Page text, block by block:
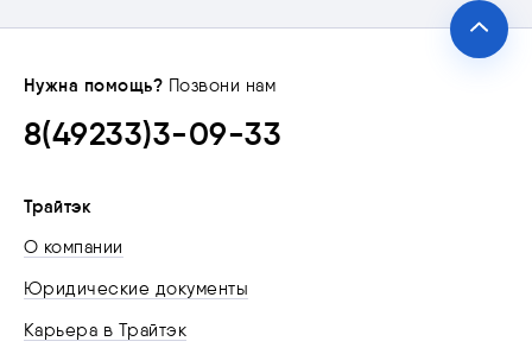
Нужна помощь? Позвони нам
8(49233)3-09-33
Трайтэк
О компании
Юридические документы
Карьера в Трайтэк